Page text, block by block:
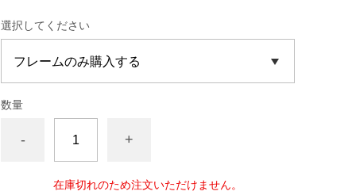
選択してください
数量
- +
在庫切れのため注文いただけません。